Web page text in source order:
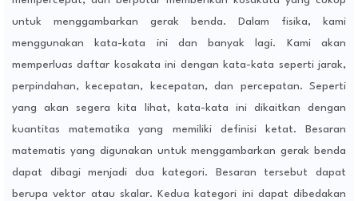
untuk menggambarkan gerak benda. Dalam fisika, kami
menggunakan kata-kata ini dan banyak lagi. Kami akan
memperluas daftar kosakata ini dengan kata-kata seperti jarak,
perpindahan, kecepatan, kecepatan, dan percepatan. Seperti
yang akan segera kita lihat, kata-kata ini dikaitkan dengan
kuantitas matematika yang memiliki definisi ketat. Besaran
matematis yang digunakan untuk menggambarkan gerak benda
dapat dibagi menjadi dua kategori. Besaran tersebut dapat
berupa vektor atau skalar. Kedua kategori ini dapat dibedakan